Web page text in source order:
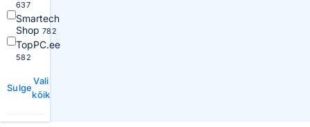
637
Smartech
Shop 782
TopPC.ee
582
Sulge
Vali
kõik